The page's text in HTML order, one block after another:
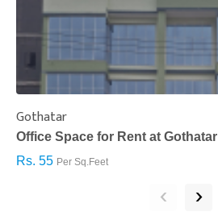
Gothatar
Office Space for Rent at Gothatar
Rs. 55 Per Sq.Feet
‹ ›